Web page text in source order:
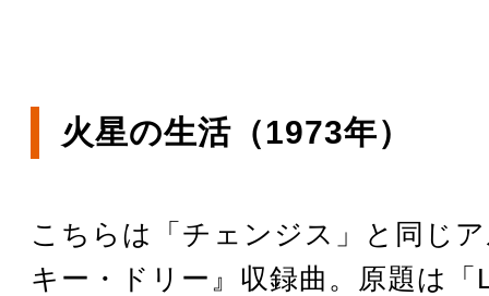
火星の生活（1973年）
こちらは「チェンジス」と同じ
キー・ドリー』収録曲。原題は「